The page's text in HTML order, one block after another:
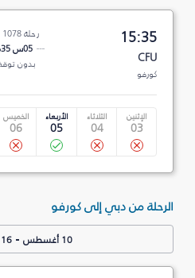
15:35
CFU
كورفو
رحلة FZ 1078
05س 35د
بدون
الإثنين
03
الثلاثاء
04
الأربعاء
05
الخميس
06
الرحلة من دبي إلى كورفو
10 أغسطس -16 أغسطس